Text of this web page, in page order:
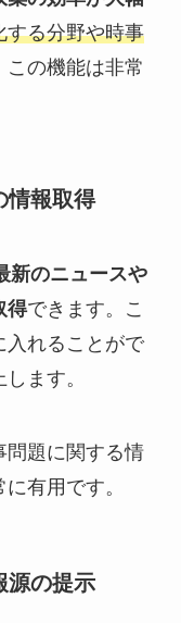
する分野や時事
この機能は非常
情報取得
新のニュースや
得できます。こ
入れることがで
ます。
問題に関する情
有用です。
源の提示